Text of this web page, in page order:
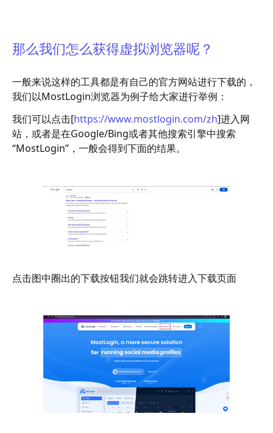
那么我们怎么获得虚拟浏览器呢？
一般来说这样的工具都是有自己的官方网站进行下载的，
我们以MostLogin浏览器为例子给大家进行举例：
我们可以点击[https://www.mostlogin.com/zh]进入网
站，或者是在Google/Bing或者其他搜索引擎中搜索
“MostLogin”，一般会得到下面的结果。
点击图中圈出的下载按钮我们就会跳转进入下载页面